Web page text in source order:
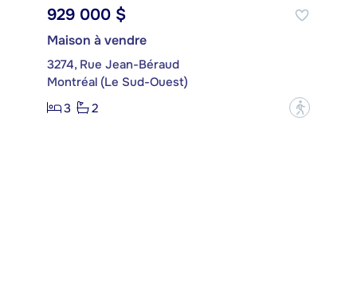
929 000 $
Maison à vendre
3274, Rue Jean-Béraud
Montréal (Le Sud-Ouest)
3
2 ?